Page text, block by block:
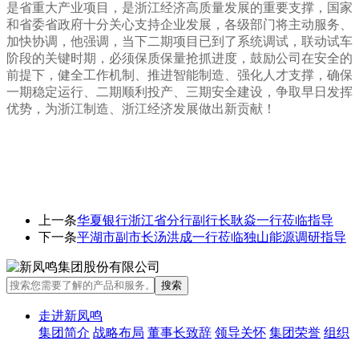
是省重大产业项目，是浙江经济高质量发展的重要支撑，国家
和省委省政府十分关心支持企业发展，各级部门将主动服务、
加快协调，他强调，当下二期项目已到了系统调试，联动试车
阶段的关键时期，必须保质保量抢抓进度，鼓励公司在安全的
前提下，健全工作机制、推进智能制造、强化人才支撑，确保
一期稳定运行、二期顺利投产、三期安全建设，争取早日发挥
优势，为浙江制造、浙江经济发展做出新贡献！
上一条华夏银行浙江省分行副行长耿焱一行莅临指导
下一条平湖市副市长汤洪成一行莅临独山能源调研指导
走进新凤鸣
集团简介 战略布局 董事长致辞 领导关怀 集团荣誉 组织